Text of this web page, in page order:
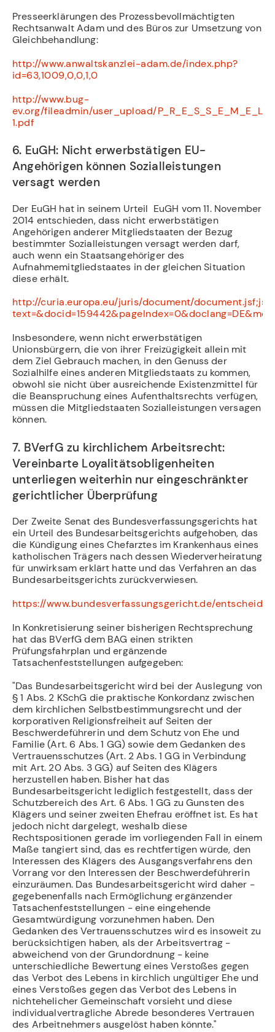
Presseerklärungen des Prozessbevollmächtigten
Rechtsanwalt Adam und des Büros zur Umsetzung von
Gleichbehandlung:
http://www.anwaltskanzlei-adam.de/index.php?
id=63,1009,0,0,1,0
http://www.bug-
ev.org/fileadmin/user_upload/
1.pdf
6. EuGH: Nicht erwerbstätigen EU-
Angehörigen können Sozialleistungen
versagt werden
Der EuGH hat in seinem Urteil EuGH vom 11. November
2014 entschieden, dass nicht erwerbstätigen
Angehörigen anderer Mitgliedstaaten der Bezug
bestimmter Sozialleistungen versagt werden darf,
auch wenn ein Staatsangehöriger des
Aufnahmemitgliedstaates in der gleichen Situation
diese erhält.
http://curia.europa.eu/juris/document/
Insbesondere, wenn nicht erwerbstätigen
Unionsbürgern, die von ihrer Freizügigkeit allein mit
dem Ziel Gebrauch machen, in den Genuss der
Sozialhilfe eines anderen Mitgliedstaats zu kommen,
obwohl sie nicht über ausreichende Existenzmittel für
die Beanspruchung eines Aufenthaltsrechts verfügen,
müssen die Mitgliedstaaten Sozialleistungen versagen
können.
7. BVerfG zu kirchlichem Arbeitsrecht:
Vereinbarte Loyalitätsobligenheiten
unterliegen weiterhin nur eingeschränkter
gerichtlicher Überprüfung
Der Zweite Senat des Bundesverfassungsgerichts hat
ein Urteil des Bundesarbeitsgerichts aufgehoben, das
die Kündigung eines Chefarztes im Krankenhaus eines
katholischen Trägers nach dessen Wiederverheiratung
für unwirksam erklärt hatte und das Verfahren an das
Bundesarbeitsgerichts zurückverwiesen.
https://www.bundesverfassungsgericht.de/
In Konkretisierung seiner bisherigen Rechtsprechung
hat das BVerfG dem BAG einen strikten
Prüfungsfahrplan und ergänzende
Tatsachenfeststellungen aufgegeben:
"Das Bundesarbeitsgericht wird bei der Auslegung von
§ 1 Abs. 2 KSchG die praktische Konkordanz zwischen
dem kirchlichen Selbstbestimmungsrecht und der
korporativen Religionsfreiheit auf Seiten der
Beschwerdeführerin und dem Schutz von Ehe und
Familie (Art. 6 Abs. 1 GG) sowie dem Gedanken des
Vertrauensschutzes (Art. 2 Abs. 1 GG in Verbindung
mit Art. 20 Abs. 3 GG) auf Seiten des Klägers
herzustellen haben. Bisher hat das
Bundesarbeitsgericht lediglich festgestellt, dass der
Schutzbereich des Art. 6 Abs. 1 GG zu Gunsten des
Klägers und seiner zweiten Ehefrau eröffnet ist. Es hat
jedoch nicht dargelegt, weshalb diese
Rechtspositionen gerade im vorliegenden Fall in einem
Maße tangiert sind, das es rechtfertigen würde, den
Interessen des Klägers des Ausgangsverfahrens den
Vorrang vor den Interessen der Beschwerdeführerin
einzuräumen. Das Bundesarbeitsgericht wird daher -
gegebenenfalls nach Ermöglichung ergänzender
Tatsachenfeststellungen - eine eingehende
Gesamtwürdigung vorzunehmen haben. Den
Gedanken des Vertrauensschutzes wird es insoweit zu
berücksichtigen haben, als der Arbeitsvertrag -
abweichend von der Grundordnung - keine
unterschiedliche Bewertung eines Verstoßes gegen
das Verbot des Lebens in kirchlich ungültiger Ehe und
eines Verstoßes gegen das Verbot des Lebens in
nichtehelicher Gemeinschaft vorsieht und diese
individualvertragliche Abrede besonderes Vertrauen
des Arbeitnehmers ausgelöst haben könnte."